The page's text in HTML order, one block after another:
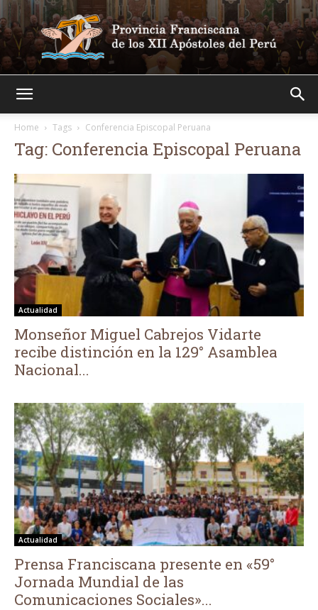
Home
Tags Conferencia Episcopal Peruana
Tag: Conferencia Episcopal Peruana
Actualidad
Monseñor Miguel Cabrejos Vidarte
recibe distinción en la 129° Asamblea
Nacional...
Actualidad
Prensa Franciscana presente en «59°
Jornada Mundial de las
Comunicaciones Sociales»...